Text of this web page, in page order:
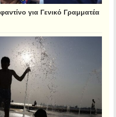
για Γενικό Γραμματέα